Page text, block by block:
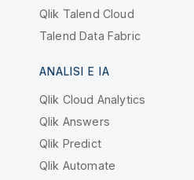
Qlik Talend Cloud
Talend Data Fabric
ANALISI E IA
Qlik Cloud Analytics
Qlik Answers
Qlik Predict
Qlik Automate